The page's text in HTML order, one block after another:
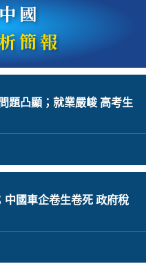
國
簡報
題凸顯；就業嚴峻 高考生
國車企卷生卷死 政府稅